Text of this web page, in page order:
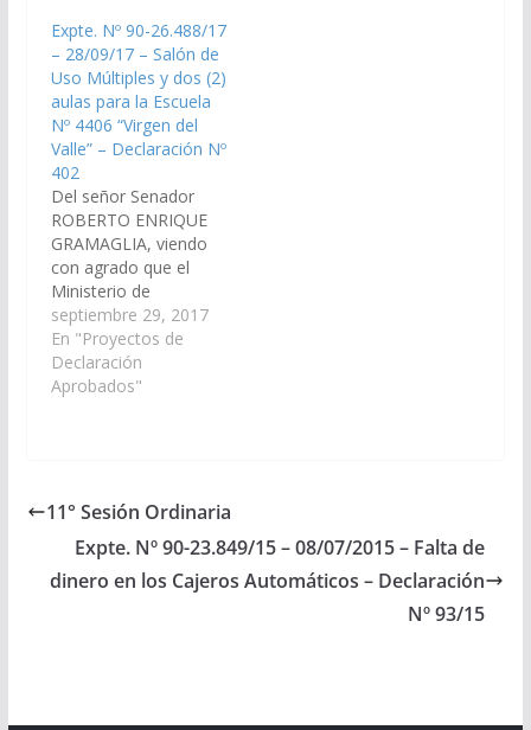
necesarios para que la
empresa proveedora
de energía eléctrica
EDESA S.A. complete
las acometidas para la
provisión de energía
domiciliaria,
pendientes…
Expte. Nº 90-26.488/17
– 28/09/17 – Salón de
Uso Múltiples y dos (2)
aulas para la Escuela
Nº 4406 “Virgen del
Valle” – Declaración Nº
402
Del señor Senador
ROBERTO ENRIQUE
GRAMAGLIA, viendo
con agrado que el
Ministerio de
Educación, Ciencia y
Tecnología, a través
del área
correspondiente,
Nº 4406 “Virgen del
Lumbreras, jurisdicción
Municipio Rio…
septiembre 29, 2017
En "Proyectos de
Declaración
Aprobados"
11° Sesión Ordinaria
Expte. Nº 90-23.849/15 – 08/07/2015 – Falta de
dinero en los Cajeros Automáticos – Declaración
Nº 93/15